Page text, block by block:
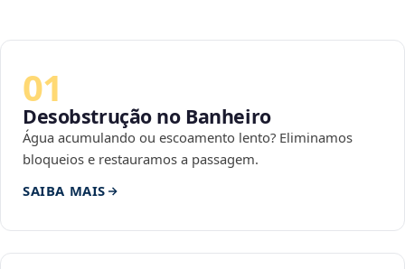
01
Desobstrução no Banheiro
Água acumulando ou escoamento lento? Eliminamos
bloqueios e restauramos a passagem.
SAIBA MAIS